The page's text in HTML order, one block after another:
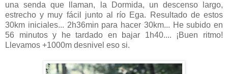
una senda que llaman, la Dormida, un descenso largo,
estrecho y muy fácil junto al río Ega. Resultado de estos
30km iniciales... 2h36min para hacer 30km... He subido en
56 minutos y he tardado en bajar 1h40.... ¡Buen ritmo!
Llevamos +1000m desnivel eso si.